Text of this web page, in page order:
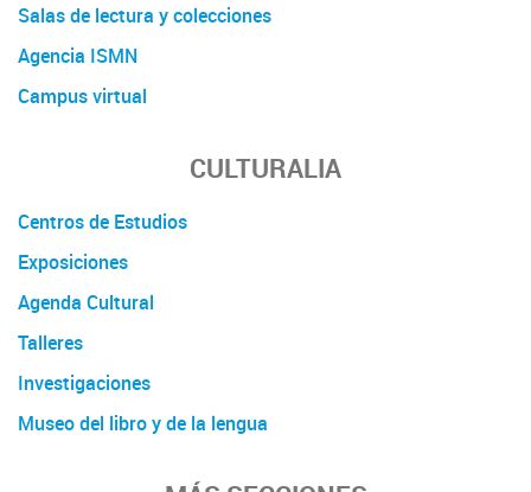
Salas de lectura y colecciones
Agencia ISMN
Campus virtual
CULTURALIA
Centros de Estudios
Exposiciones
Agenda Cultural
Talleres
Investigaciones
Museo del libro y de la lengua